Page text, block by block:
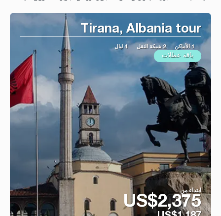
Tirana, Albania tour
1 الأماكن 2 شبكة النقل 4 ليال
باقة عطلات
ابتداء من
US$2,375